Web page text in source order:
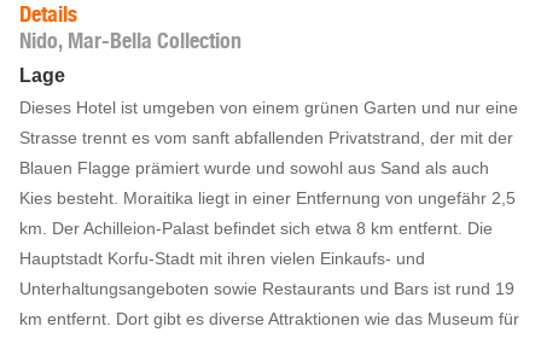
Details
Nido, Mar-Bella Collection
Lage
Dieses Hotel ist umgeben von einem grünen Garten und nur eine
Strasse trennt es vom sanft abfallenden Privatstrand, der mit der
Blauen Flagge prämiert wurde und sowohl aus Sand als auch
Kies besteht. Moraitika liegt in einer Entfernung von ungefähr 2,5
km. Der Achilleion-Palast befindet sich etwa 8 km entfernt. Die
Hauptstadt Korfu-Stadt mit ihren vielen Einkaufs- und
Unterhaltungsangeboten sowie Restaurants und Bars ist rund 19
km entfernt. Dort gibt es diverse Attraktionen wie das Museum für